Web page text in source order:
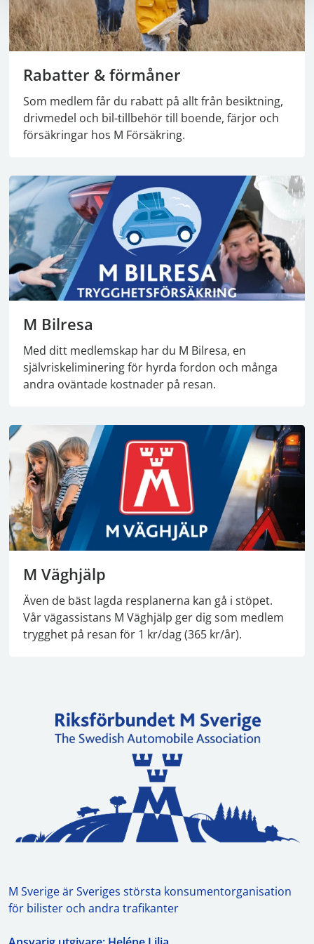
Rabatter & förmåner
Som medlem får du rabatt på allt från besiktning,
drivmedel och bil-tillbehör till boende, färjor och
försäkringar hos M Försäkring.
M Bilresa
Med ditt medlemskap har du M Bilresa, en
självriskeliminering för hyrda fordon och många
andra oväntade kostnader på resan.
M Väghjälp
Även de bäst lagda resplanerna kan gå i stöpet.
Vår vägassistans M Väghjälp ger dig som medlem
trygghet på resan för 1 kr/dag (365 kr/år).
M Sverige är Sveriges största konsumentorganisation
för bilister och andra trafikanter